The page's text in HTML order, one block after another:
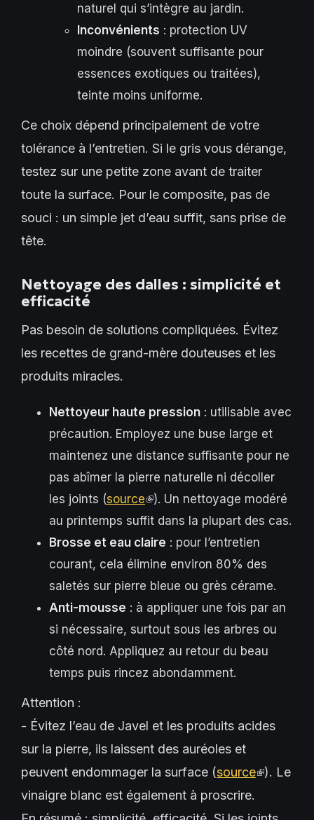
naturel qui s’intègre au jardin.
Inconvénients : protection UV
moindre (souvent suffisante pour
essences exotiques ou traitées),
teinte moins uniforme.
Ce choix dépend principalement de votre
tolérance à l’entretien. Si le gris vous dérange,
testez sur une petite zone avant de traiter
toute la surface. Pour le composite, pas de
souci : un simple jet d’eau suffit, sans prise de
tête.
Nettoyage des dalles : simplicité et
efficacité
Pas besoin de solutions compliquées. Évitez
les recettes de grand-mère douteuses et les
produits miracles.
Nettoyeur haute pression : utilisable avec
précaution. Employez une buse large et
maintenez une distance suffisante pour ne
pas abîmer la pierre naturelle ni décoller
les joints (source(link
is
external)
). Un nettoyage modéré
au printemps suffit dans la plupart des cas.
Brosse et eau claire : pour l’entretien
courant, cela élimine environ 80% des
saletés sur pierre bleue ou grès cérame.
Anti-mousse : à appliquer une fois par an
si nécessaire, surtout sous les arbres ou
côté nord. Appliquez au retour du beau
temps puis rincez abondamment.
Attention :
- Évitez l’eau de Javel et les produits acides
sur la pierre, ils laissent des auréoles et
peuvent endommager la surface (source(link
). Le
vinaigre blanc est également à proscrire.